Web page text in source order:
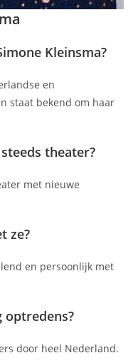
Kleinsma?
en
staat bekend om haar
theater?
met nieuwe
ze?
en persoonlijk met
optredens?
door heel Nederland.